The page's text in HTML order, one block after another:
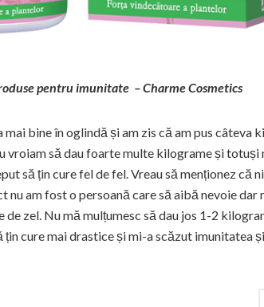
pentru imunitate – Charme Cosmetics
bine în oglindă și am zis că am pus câteva
vroiam să dau foarte multe kilograme și totuși
să țin cure fel de fel. Vreau să menționez că
nu am fost o persoană care să aibă nevoie dar
de zel. Nu mă mulțumesc să dau jos 1-2
țin cure mai drastice și mi-a scăzut imunitatea